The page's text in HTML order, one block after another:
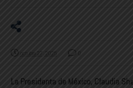
octubre 27, 2025 0
La Presidenta de México, Claudia